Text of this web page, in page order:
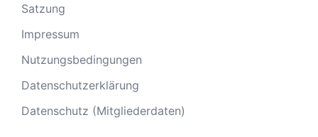
Satzung
Impressum
Nutzungsbedingungen
Datenschutzerklärung
Datenschutz (Mitgliederdaten)